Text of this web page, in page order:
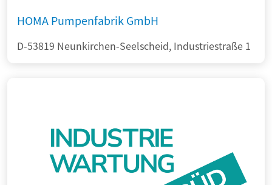
HOMA Pumpenfabrik GmbH
D-53819 Neunkirchen-Seelscheid, Industriestraße 1